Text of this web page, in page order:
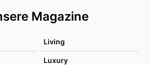
Magazine
Living
Luxury